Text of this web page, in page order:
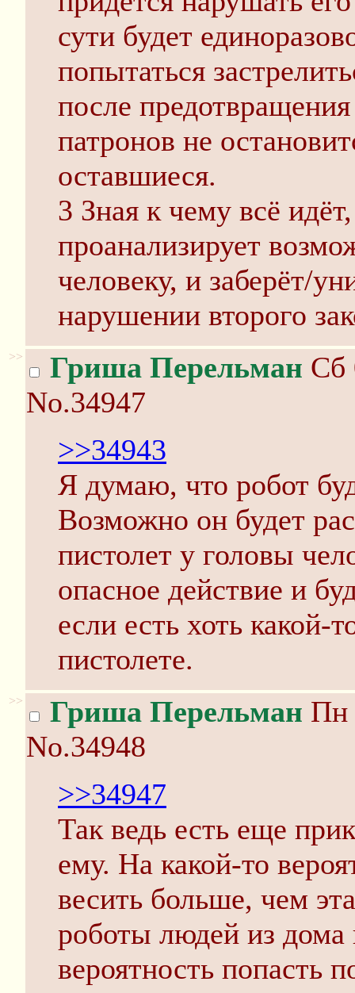
сути будет
попытаться
после
патронов не
оставшиеся.
3 Зная к чему всё
проанализирует
человеку, и заберёт/
нарушении второго
>> Гриша Перельман Сб
No.34947
>>34943
Я думаю, что робот
Возможно он будет
пистолет у головы
опасное действие и
если есть хоть
пистолете.
>> Гриша Перельман Пн
No.34948
>>34947
Так ведь есть еще
ему. На какой-то
весить больше, чем
роботы людей из дома
вероятность попасть